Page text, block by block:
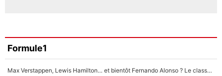
Formule1
Max Verstappen, Lewis Hamilton… et bientôt Fernando Alonso ? Le classement des pilotes les mieux payés en Formule 1 risque de changer !